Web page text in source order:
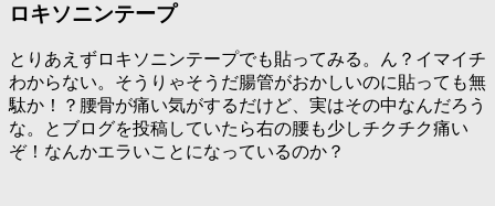
ロキソニンテープ
とりあえずロキソニンテープでも貼ってみる。ん？イマイチ
わからない。そうりゃそうだ腸管がおかしいのに貼っても無
駄か！？腰骨が痛い気がするだけど、実はその中なんだろう
な。とブログを投稿していたら右の腰も少しチクチク痛い
ぞ！なんかエラいことになっているのか？